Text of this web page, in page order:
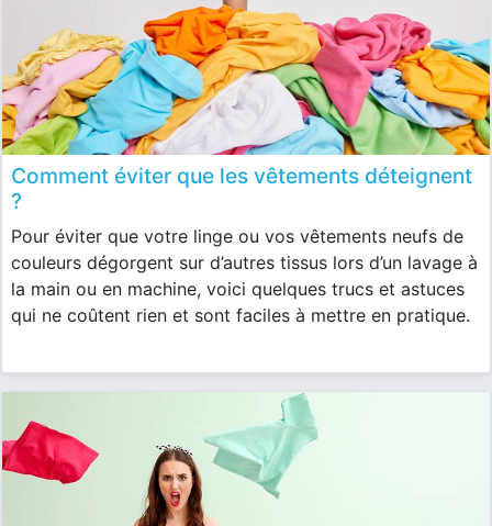
Comment éviter que les vêtements déteignent
?
Pour éviter que votre linge ou vos vêtements neufs de
couleurs dégorgent sur d’autres tissus lors d’un lavage à
la main ou en machine, voici quelques trucs et astuces
qui ne coûtent rien et sont faciles à mettre en pratique.